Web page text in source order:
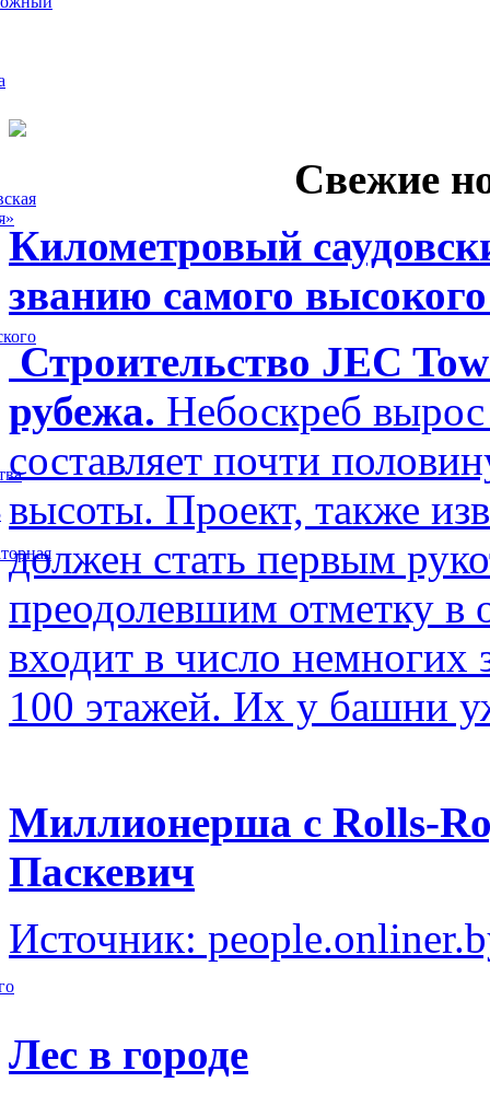
Свежие
Километровый
званию самого
Строительство JEC
рубежа. Небоскреб
составляет почти
высоты. Проект, также
должен стать первым
преодолевшим отметку в
входит в число
100 этажей. Их у башни
Миллионерша с Rolls-
Паскевич
Источник:
Лес в городе